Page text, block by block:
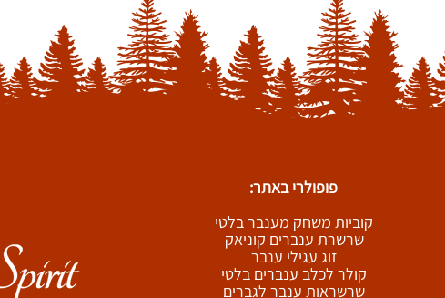
פופולרי באתר:
קוביות משחק מענבר בלטי
שרשרת ענברים קוניאק
זוג עגילי ענבר
קולר לכלב ענברים בלטי
שרשראות ענבר לגברים